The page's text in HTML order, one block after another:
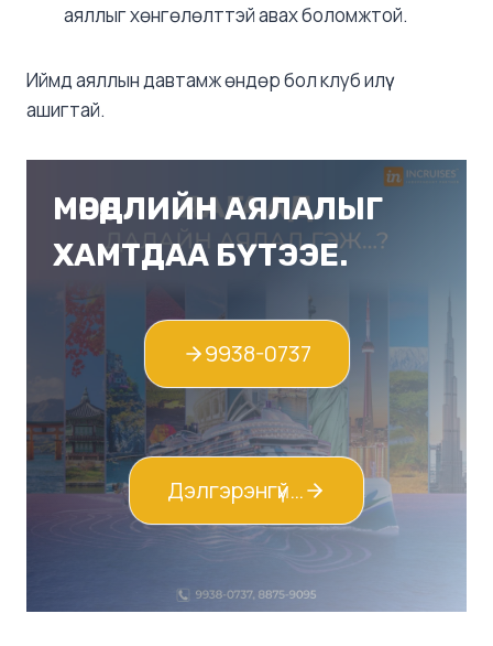
аяллыг хөнгөлөлттэй авах боломжтой.
Иймд аяллын давтамж өндөр бол клуб илүү
ашигтай.
МӨРӨӨДЛИЙН АЯЛАЛЫГ
ХАМТДАА БҮТЭЭЕ.
9938-0737
Дэлгэрэнгүй…